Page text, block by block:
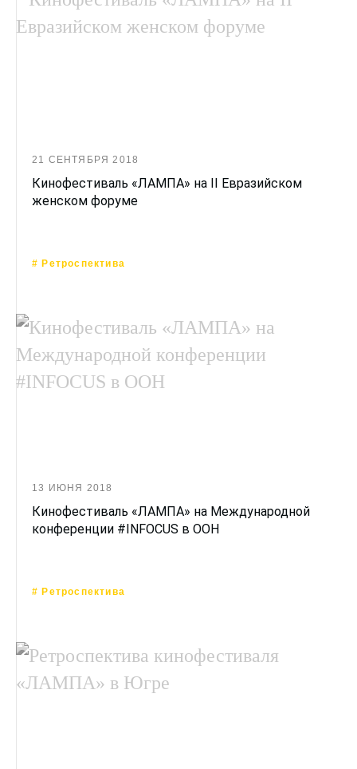
21 СЕНТЯБРЯ 2018
Кинофестиваль «ЛАМПА» на II Евразийском
женском форуме
# Ретроспектива
13 ИЮНЯ 2018
Кинофестиваль «ЛАМПА» на Международной
конференции #INFOCUS в ООН
# Ретроспектива